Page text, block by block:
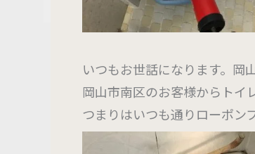
いつもお世話になります。岡
岡山市南区のお客様からトイ
つまりはいつも通りローポ